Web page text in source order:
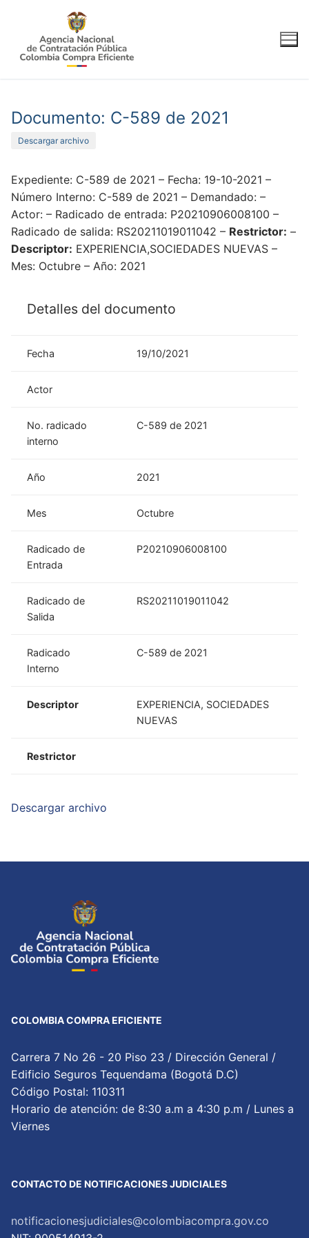
contenido
Documento: C-589 de 2021
Descargar archivo
Expediente: C-589 de 2021 – Fecha: 19-10-2021 –
Número Interno: C-589 de 2021 – Demandado: –
Actor: – Radicado de entrada: P20210906008100 –
Radicado de salida: RS20211019011042 – Restrictor: –
Descriptor: EXPERIENCIA,SOCIEDADES NUEVAS –
Mes: Octubre – Año: 2021
Detalles del documento
Fecha 19/10/2021
Actor
No. radicado
interno
C-589 de 2021
Año 2021
Mes Octubre
Radicado de
Entrada
P20210906008100
Radicado de
Salida
RS20211019011042
Radicado
Interno
C-589 de 2021
Descriptor
EXPERIENCIA, SOCIEDADES
NUEVAS
Restrictor
Descargar archivo
COLOMBIA COMPRA EFICIENTE
Carrera 7 No 26 - 20 Piso 23 / Dirección General /
Edificio Seguros Tequendama (Bogotá D.C)
Código Postal: 110311
Horario de atención: de 8:30 a.m a 4:30 p.m / Lunes a
Viernes
CONTACTO DE NOTIFICACIONES JUDICIALES
notificacionesjudiciales@colombiacompra.gov.co